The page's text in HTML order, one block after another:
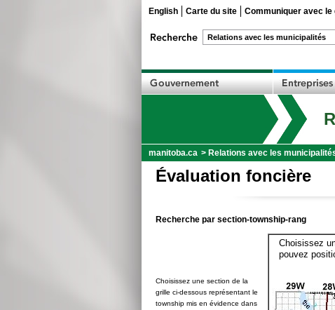
English Carte du site Communiquer avec
manitoba.ca > Relations avec les
Évaluation foncière
Recherche par section-township-rang
Choisissez une section de la
grille ci-dessous représentant le
township mis en évidence dans
Choisissez
pouvez